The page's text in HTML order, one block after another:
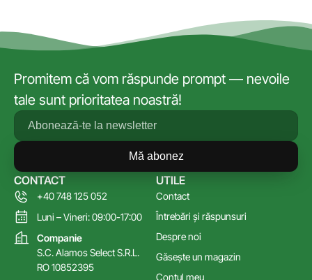
Promitem că vom răspunde prompt — nevoile
tale sunt prioritatea noastră!
Mă abonez
UTILE
Contact
Întrebări și răspunsuri
Despre noi
Găsește un magazin
Contul meu
CONTACT
+40 748 125 052
Luni – Vineri: 09:00-17:00
Companie
S.C. Alamos Select S.R.L.
RO 10852395